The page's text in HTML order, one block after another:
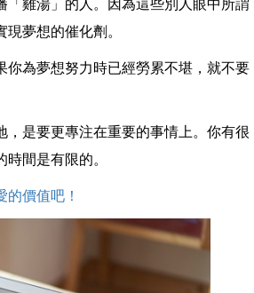
雞湯」的人。因為這些別人眼中所謂
夢想的催化劑。
你為夢想努力時已經勞累不堪，就不要
是要更專注在重要的事情上。你有很
間是有限的。
價值吧！